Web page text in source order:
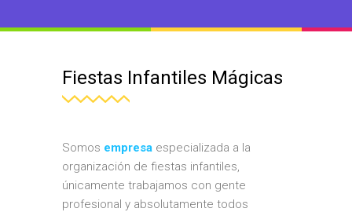
Fiestas Infantiles Mágicas
Somos empresa especializada a la
organización de fiestas infantiles,
únicamente trabajamos con gente
profesional y absolutamente todos